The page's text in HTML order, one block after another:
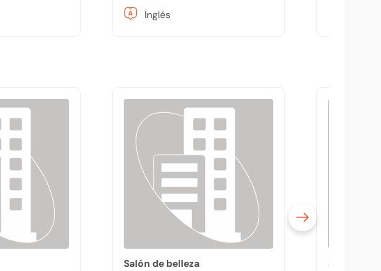
Inglés
Salón de belleza Salón de